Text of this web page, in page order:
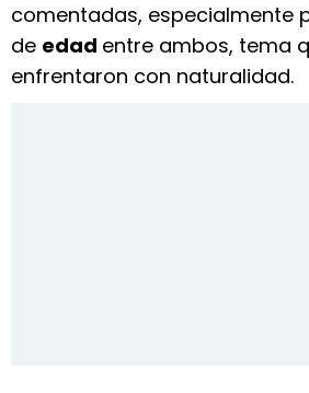
comentadas, especialmente
de edad entre ambos, tema
enfrentaron con naturalidad.